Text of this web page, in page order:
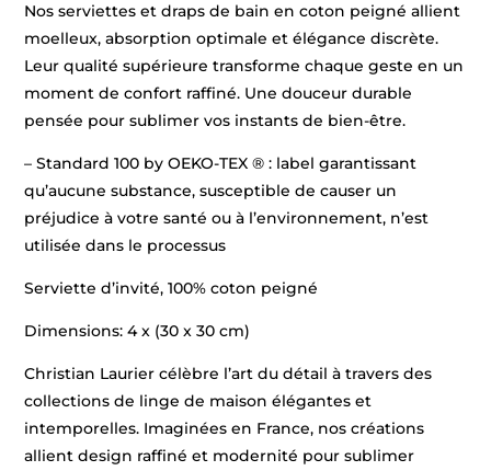
Nos serviettes et draps de bain en coton peigné allient
moelleux, absorption optimale et élégance discrète.
Leur qualité supérieure transforme chaque geste en un
moment de confort raffiné. Une douceur durable
pensée pour sublimer vos instants de bien-être.
– Standard 100 by OEKO-TEX ® : label garantissant
qu’aucune substance, susceptible de causer un
préjudice à votre santé ou à l’environnement, n’est
utilisée dans le processus
Serviette d’invité, 100% coton peigné
Dimensions: 4 x (30 x 30 cm)
Christian Laurier célèbre l’art du détail à travers des
collections de linge de maison élégantes et
intemporelles. Imaginées en France, nos créations
allient design raffiné et modernité pour sublimer